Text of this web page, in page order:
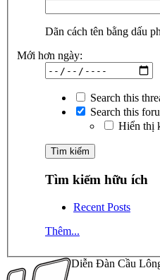
Dãn cách tên bằng dấu
Mới hơn ngày:
Search this
Search this
Hiển thị
Tìm kiếm hữu ích
Recent Posts
Thêm...
Diễn Đàn Cầu